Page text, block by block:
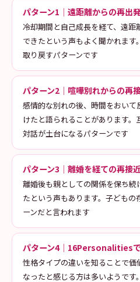
パターン1｜遠距離からの再出
冷却期間と自己成長を経て、遠
できたという声もよく聞かれます
取り戻すパターンです
パターン2｜喧嘩別れからの再
感情的な別れの後、時間をおい
けたと語られることがあります
対話が土台になるパターンです
パターン3｜離婚を経ての再接
離婚後も親としての関係を保ち続
たという声もあります。子ども
ーンだと言われます
パターン4｜16Personalities
性格タイプの違いを知ることで価
なったと感じる方は多いようで